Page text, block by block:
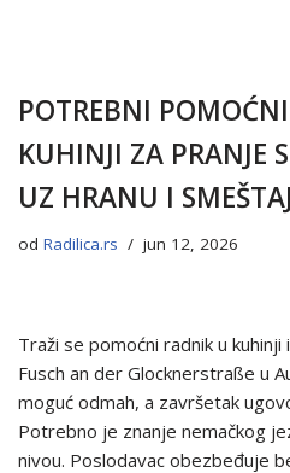
POTREBNI
KUHINJI ZA PRANJE
UZ HRANU I SMEŠTAJ
od Radilica.rs jun 12, 2026
Traži se pomoćni radnik u
Fusch an der Glocknerstraße u
moguć odmah, a završetak
Potrebno je znanje nemačkog
nivou. Poslodavac obezbeđuje